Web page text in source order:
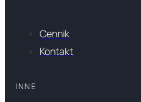
Cennik
Kontakt
INNE